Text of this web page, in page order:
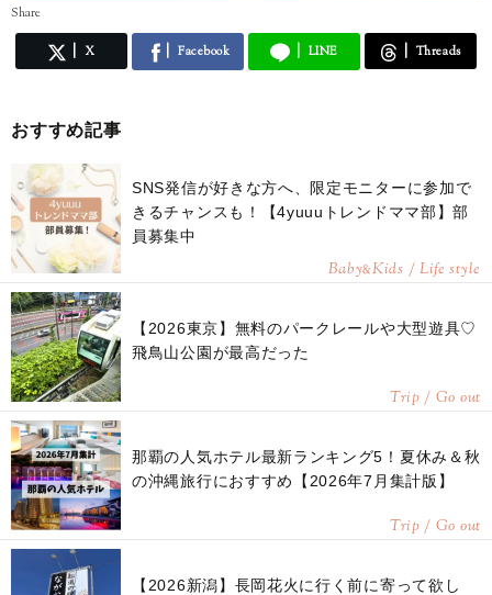
Share
X Facebook LINE Threads
おすすめ記事
SNS発信が好きな方へ、限定モニターに参加で
きるチャンスも！【4yuuuトレンドママ部】部
員募集中
Baby&Kids / Life style
【2026東京】無料のパークレールや大型遊具♡
飛鳥山公園が最高だった
Trip / Go out
那覇の人気ホテル最新ランキング5！夏休み＆秋
の沖縄旅行におすすめ【2026年7月集計版】
Trip / Go out
【2026新潟】長岡花火に行く前に寄って欲し